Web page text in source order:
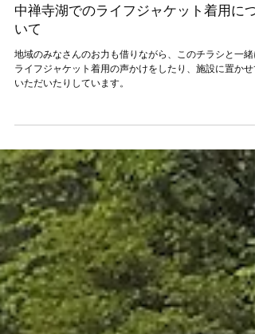
7月12日
中禅寺湖でのライフジャケット着用につ
いて
ライフジャケット着用の声かけをしたり、施設に置かせ